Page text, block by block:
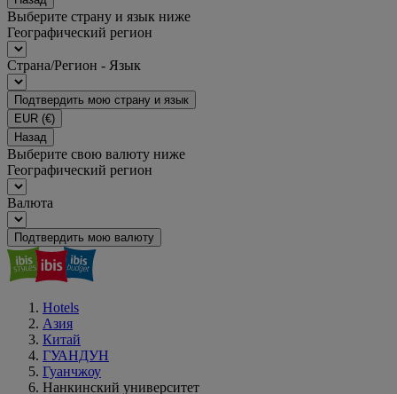
Выберите страну и язык ниже
Географический регион
Страна/Регион - Язык
Подтвердить мою страну и язык
EUR (€)
Назад
Выберите свою валюту ниже
Географический регион
Валюта
Подтвердить мою валюту
Hotels
Азия
Китай
ГУАНДУН
Гуанчжоу
Нанкинский университет